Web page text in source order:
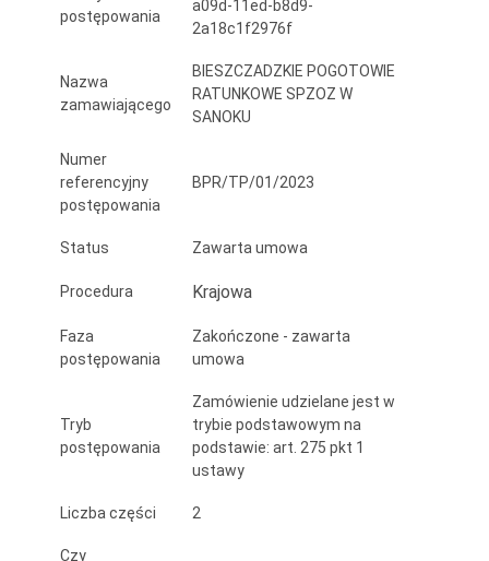
postępowania
a09d-11ed-b8d9-
2a18c1f2976f
Nazwa
zamawiającego
BIESZCZADZKIE POGOTOWIE
RATUNKOWE SPZOZ W
SANOKU
Numer
referencyjny
postępowania
BPR/TP/01/2023
Status Zawarta umowa
Procedura Krajowa
Faza
postępowania
Zakończone - zawarta
umowa
Tryb
postępowania
Zamówienie udzielane jest w
trybie podstawowym na
podstawie: art. 275 pkt 1
ustawy
Liczba części 2
Czy